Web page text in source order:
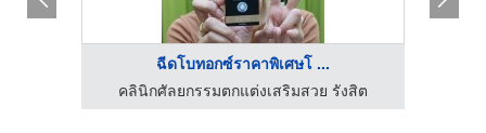
ฉีดโบทอกซ์ราคาพิเศษโ ...
คลินิกศัลยกรรมตกแต่งเสริมสวย รังสิต